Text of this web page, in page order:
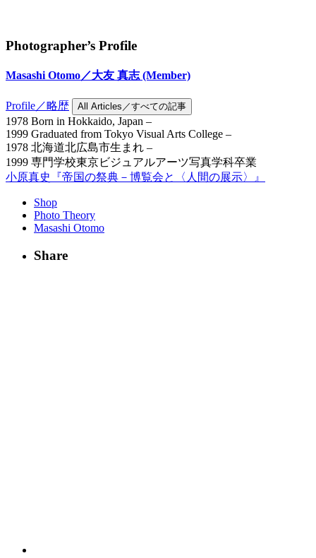
Photographer’s Profile
Masashi Otomo／大友 真志 (Member)
Profile／略歴 All Articles／すべての記事
1978 Born in Hokkaido, Japan –
1999 Graduated from Tokyo Visual Arts College –
1978 北海道北広島市生まれ –
1999 専門学校東京ビジュアルアーツ写真学科卒業
小原真史『帝国の祭典－博覧会と〈人間の展示〉』
Shop
Photo Theory
Masashi Otomo
Share